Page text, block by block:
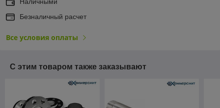
Безналичный расчет
Все условия оплаты
С этим товаром также заказывают